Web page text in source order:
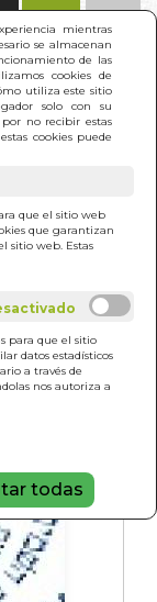
mientras
se almacenan
de las
cookies de
utiliza este sitio
solo con su
no recibir estas
cookies puede
que el sitio web
que garantizan
sitio web. Estas
para que el sitio
datos estadísticos
a través de
nos autoriza a
todas